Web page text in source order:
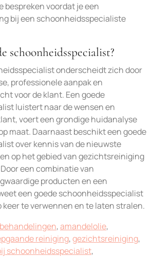
bespreken voordat je een
bij een schoonheidsspecialiste
schoonheidsspecialist?
onderscheidt zich door
professionele aanpak en
voor de klant. Een goede
luistert naar de wensen en
voert een grondige huidanalyse
maat. Daarnaast beschikt een goede
over kennis van de nieuwste
op het gebied van gezichtsreiniging
een combinatie van
producten en een
een goede schoonheidsspecialist
keer te verwennen en te laten stralen.
,amandelolie,
reiniging,gezichtsreiniging,
schoonheidsspecialist,